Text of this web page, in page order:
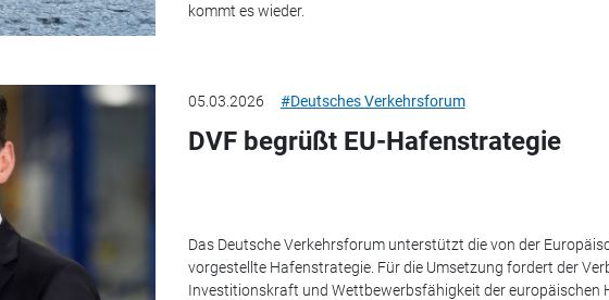
kommt es wieder.
05.03.2026 #Deutsches Verkehrsforum
DVF begrüßt EU-Hafenstrategie
Das Deutsche Verkehrsforum unterstützt die von der
vorgestellte Hafenstrategie. Für die Umsetzung fordert der
Investitionskraft und Wettbewerbsfähigkeit der europäischen